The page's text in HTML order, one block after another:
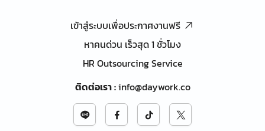
เข้าสู่ระบบเพื่อประกาศงานฟรี
หาคนด่วน เร็วสุด 1 ชั่วโมง
HR Outsourcing Service
ติดต่อเรา:info@daywork.co